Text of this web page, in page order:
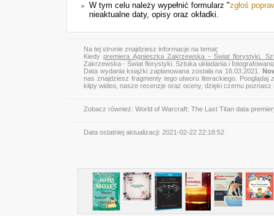
W tym celu należy wypełnić formularz "zgłoś
nieaktualne daty, opisy oraz okładki.
Na tej stronie znajdziesz informacje na temat:
Kiedypremiera Agnieszka Zakrzewska - Świat florystyki.
Zakrzewska - Świat florystyki. Sztuka układania i
Data wydania książki zaplanowana została na 16.03.2021.
nas znajdziesz fragmenty tego utworu literackiego. Pooglądaj
klipy wideo, nasze recenzje oraz oceny, dzięki czemu
Zobacz również: World of Warcraft: The Last Titan data
Data ostatniej aktualizacji: 2021-02-22 22:18:52